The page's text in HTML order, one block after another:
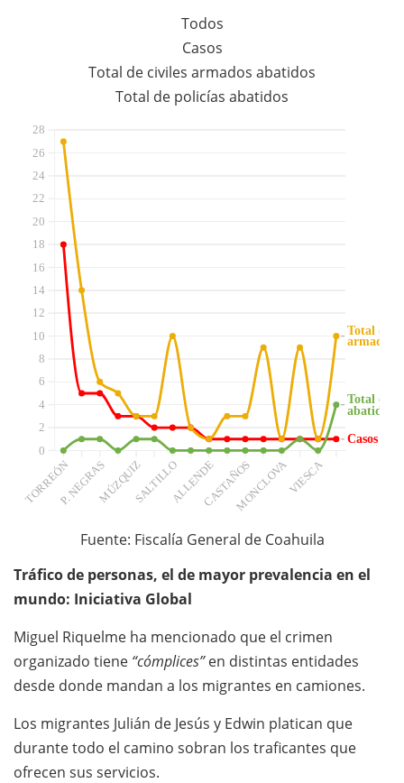
Todos
Casos
Total de civiles armados abatidos
Total de policías abatidos
TORREÓNP. NEGRASMÚZQUIZSALTILLOALLENDECASTAÑOSMONCLOVAVIESCA
0
20
10
8
6
4
2
28
26
24
22
18
16
14
12
Casos
Casos
Total de
armados
Total de
armados
Total de
abatidos
Total de
abatidos
Fuente: Fiscalía General de Coahuila
Tráfico de personas, el de mayor prevalencia en el
mundo: Iniciativa Global
Miguel Riquelme ha mencionado que el crimen
organizado tiene “cómplices”en distintas entidades
desde donde mandan a los migrantes en camiones.
Los migrantes Julián de Jesús y Edwin platican que
durante todo el camino sobran los traficantes que
ofrecen sus servicios.